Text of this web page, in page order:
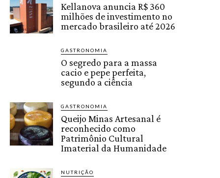
Kellanova anuncia R$ 360
milhões de investimento no
mercado brasileiro até 2026
GASTRONOMIA
O segredo para a massa
cacio e pepe perfeita,
segundo a ciência
GASTRONOMIA
Queijo Minas Artesanal é
reconhecido como
Patrimônio Cultural
Imaterial da Humanidade
NUTRIÇÃO